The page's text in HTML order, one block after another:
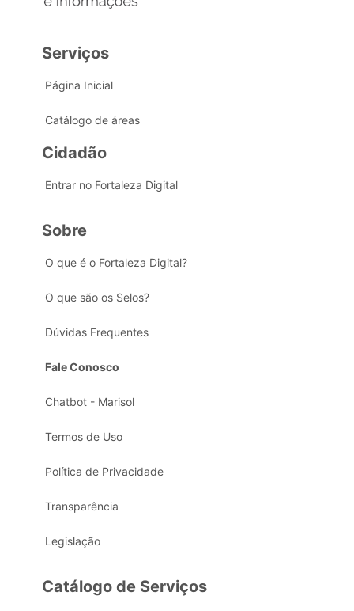
Serviços
Página Inicial
Catálogo de áreas
Cidadão
Entrar no Fortaleza Digital
Sobre
O que é o Fortaleza Digital?
O que são os Selos?
Dúvidas Frequentes
Fale Conosco
Chatbot - Marisol
Termos de Uso
Política de Privacidade
Transparência
Legislação
Catálogo de Serviços